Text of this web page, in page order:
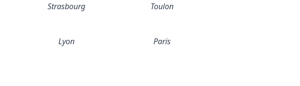
Strasbourg Toulon
Lyon Paris